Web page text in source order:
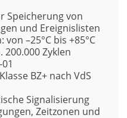
Speicherung von
und Ereignislisten
–25°C bis +85°C
Zyklen
BZ+ nach VdS
Signalisierung
Zeitzonen und